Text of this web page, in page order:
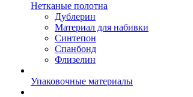
Нетканые полотна
Дублерин
Материал для набивки
Синтепон
Спанбонд
Флизелин
Упаковочные материалы